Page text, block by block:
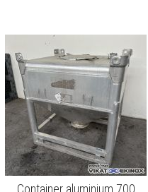
Container aluminium 700